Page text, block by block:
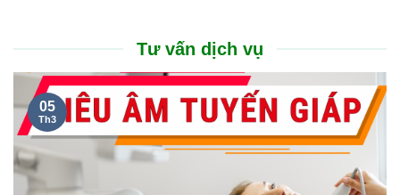
Tư vấn dịch vụ
05
Th3